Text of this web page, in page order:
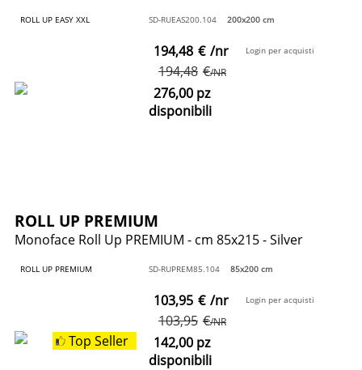
ROLL UP EASY XXL SD-RUEAS200.104 200x200 cm
194,48 €/NR
194,48 € /nr
276,00 pz
disponibili
Login per acquisti
ROLL UP PREMIUM
Monoface Roll Up PREMIUM - cm 85x215 - Silver
ROLL UP PREMIUM SD-RUPREM85.104 85x200 cm
Top Seller
103,95 €/NR
103,95 € /nr
142,00 pz
disponibili
Login per acquisti